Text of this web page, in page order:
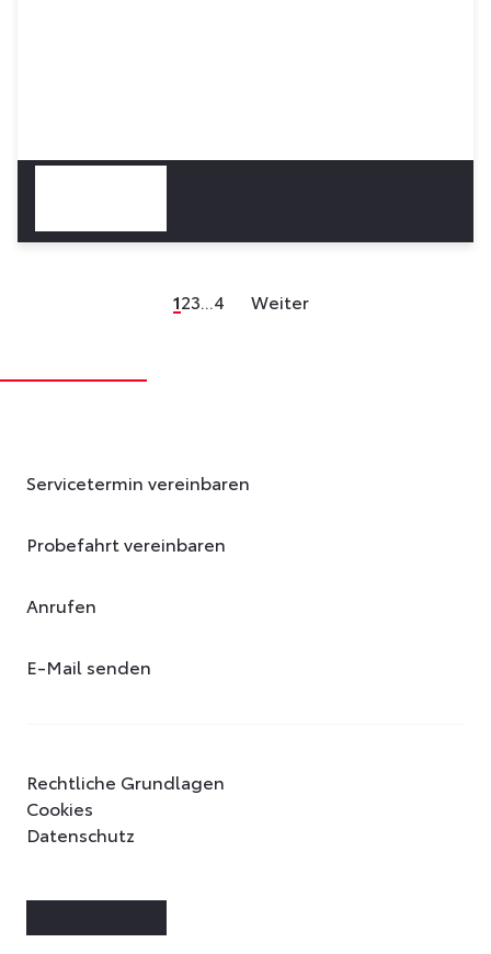
123...4 Weiter
Servicetermin vereinbaren
Probefahrt vereinbaren
Anrufen
E-Mail senden
Rechtliche Grundlagen
Cookies
Datenschutz